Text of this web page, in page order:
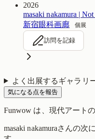
2026
masaki nakamura |
新宿眼科画廊
個展
訪問を記録
よく出展するギャラリ
気になる点を報告
Funwow は、現代アート
masaki nakamuraさんの次